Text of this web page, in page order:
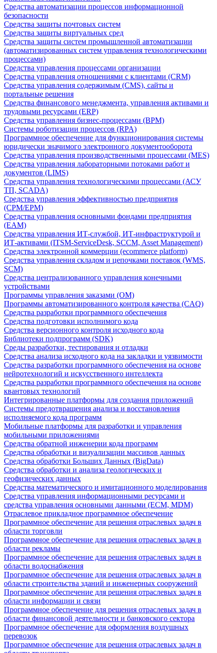
Средства автоматизации процессов информационной
безопасности
Средства защиты почтовых систем
Средства защиты виртуальных сред
Средства защиты систем промышленной автоматизации
(автоматизированных систем управления технологическими
процессами)
Средства управления процессами организации
Средства управления отношениями с клиентами (CRM)
Средства управления содержимым (CMS), сайты и
портальные решения
Средства финансового менеджмента, управления активами и
трудовыми ресурсами (ERP)
Средства управления бизнес-процессами (BPM)
Системы роботизации процессов (RPA)
Программное обеспечение для функционирования системы
юридически значимого электронного документооборота
Средства управления производственными процессами (MES)
Средства управления лабораторными потоками работ и
документов (LIMS)
Средства управления технологическими процессами (АСУ
ТП, SCADA)
Средства управления эффективностью предприятия
(CPM/EPM)
Средства управления основными фондами предприятия
(EAM)
Средства управления ИТ-службой, ИТ-инфраструктурой и
ИТ-активами (ITSM-ServiceDesk, SCCM, Asset Management)
Средства электронной коммерции (ecommerce platform)
Средства управления складом и цепочками поставок (WMS,
SCM)
Средства централизованного управления конечными
устройствами
Программы управления заказами (OM)
Программы автоматизированного контроля качества (CAQ)
Средства разработки программного обеспечения
Средства подготовки исполнимого кода
Средства версионного контроля исходного кода
Библиотеки подпрограмм (SDK)
Среды разработки, тестирования и отладки
Средства анализа исходного кода на закладки и уязвимости
Средства разработки программного обеспечения на основе
нейротехнологий и искусственного интеллекта
Средства разработки программного обеспечения на основе
квантовых технологий
Интегрированные платформы для создания приложений
Системы предотвращения анализа и восстановления
исполняемого кода программ
Мобильные платформы для разработки и управления
мобильными приложениями
Средства обратной инженерии кода программ
Средства обработки и визуализации массивов данных
Средства обработки Больших Данных (BigData)
Средства обработки и анализа геологических и
геофизических данных
Средства математического и имитационного моделирования
Средства управления информационными ресурсами и
средства управления основными данными (ECM, MDM)
Отраслевое прикладное программное обеспечение
Программное обеспечение для решения отраслевых задач в
области торговли
Программное обеспечение для решения отраслевых задач в
области рекламы
Программное обеспечение для решения отраслевых задач в
области водоснабжения
Программное обеспечение для решения отраслевых задач в
области строительства зданий и инженерных сооружений
Программное обеспечение для решения отраслевых задач в
области информации и связи
Программное обеспечение для решения отраслевых задач в
области финансовой деятельности и банковского сектора
Программное обеспечение для оформления воздушных
перевозок
Программное обеспечение для решения отраслевых задач в